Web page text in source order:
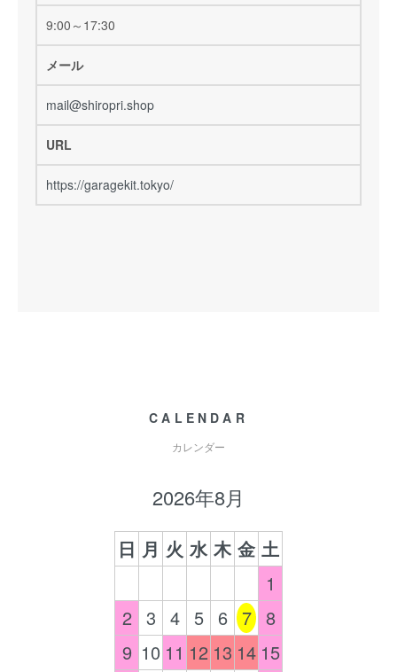
9:00～17:30
メール
mail@shiropri.shop
URL
https://garagekit.tokyo/
CALENDAR
カレンダー
2026年8月
日 月 火 水 木 金 土
1
2 3 4 5 6 7 8
9 10 11 12 13 14 15